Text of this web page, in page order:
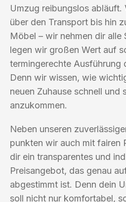
Umzug reibungslos abläuft.
über den Transport bis hin
Möbel – wir nehmen dir alle
legen wir großen Wert auf
termingerechte Ausführung
Denn wir wissen, wie
neuen Zuhause schnell und
anzukommen.
Neben unseren
punkten wir auch mit fairen
dir ein transparentes und
Preisangebot, das genau
abgestimmt ist. Denn dein
soll nicht nur komfortabel,